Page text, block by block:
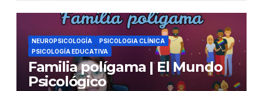
NEUROPSICOLOGÍA
PSICOLOGIA CLÍNICA
PSICOLOGÍA EDUCATIVA
Familia polígama | El Mundo
Psicológico